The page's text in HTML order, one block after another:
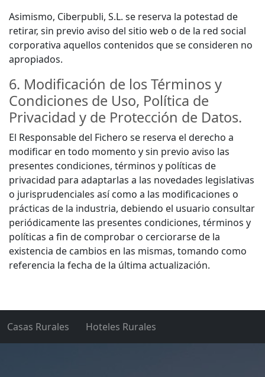
Asimismo, Ciberpubli, S.L. se reserva la potestad de
retirar, sin previo aviso del sitio web o de la red social
corporativa aquellos contenidos que se consideren no
apropiados.
6. Modificación de los Términos y
Condiciones de Uso, Política de
Privacidad y de Protección de Datos.
El Responsable del Fichero se reserva el derecho a
modificar en todo momento y sin previo aviso las
presentes condiciones, términos y políticas de
privacidad para adaptarlas a las novedades legislativas
o jurisprudenciales así como a las modificaciones o
prácticas de la industria, debiendo el usuario consultar
periódicamente las presentes condiciones, términos y
políticas a fin de comprobar o cerciorarse de la
existencia de cambios en las mismas, tomando como
referencia la fecha de la última actualización.
Casas Rurales Hoteles Rurales